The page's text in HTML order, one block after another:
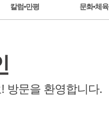
칼럼•만평 문화•체육
방문을 환영합니다.